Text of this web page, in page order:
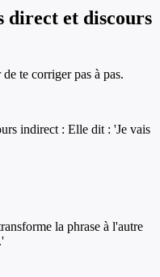
direct et discours
te corriger pas à pas.
indirect : Elle dit : 'Je vais
la phrase à l'autre